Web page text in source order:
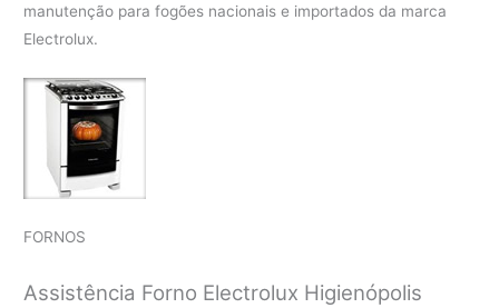
manutenção para fogões nacionais e importados da marca
Electrolux.
FORNOS
Assistência Forno Electrolux Higienópolis